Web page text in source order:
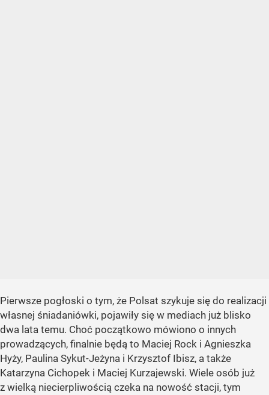
Pierwsze pogłoski o tym, że Polsat szykuje się do realizacji
własnej śniadaniówki, pojawiły się w mediach już blisko
dwa lata temu. Choć początkowo mówiono o innych
prowadzących, finalnie będą to Maciej Rock i Agnieszka
Hyży, Paulina Sykut-Jeżyna i Krzysztof Ibisz, a także
Katarzyna Cichopek i Maciej Kurzajewski. Wiele osób już
z wielką niecierpliwością czeka na nowość stacji, tym